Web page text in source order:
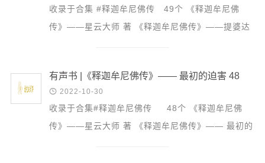
收录于合集 #释迦牟尼佛传 49个 《释迦牟尼佛
传》——星云大师 著 《释迦牟尼佛传》——提婆达
有声书 |《释迦牟尼佛传》—— 最初的迫害 48
 2022-10-30
收录于合集#释迦牟尼佛传 48个 《释迦牟尼佛
传》——星云大师 著 《释迦牟尼佛传》—— 最初的